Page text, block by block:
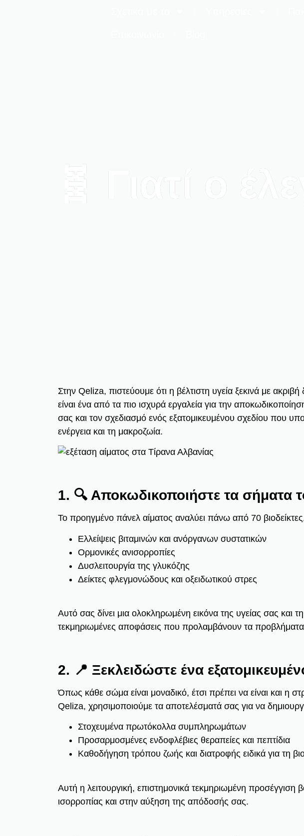
Στην Qeliza, πιστεύουμε ότι η βέλτιστη υγεία ξεκινά με
είναι ένα από τα πιο ισχυρά εργαλεία για την
σας και τον σχεδιασμό ενός εξατομικευμένου σχεδίου που
ενέργεια και τη μακροζωία.
1. 🔍 Αποκωδικοποιήστε τα σήματα
Το προηγμένο πάνελ αίματος αναλύει πάνω από 70
Ελλείψεις βιταμινών και ανόργανων συστατικών
Ορμονικές ανισορροπίες
Δυσλειτουργία της γλυκόζης
Δείκτες φλεγμονώδους και οξειδωτικού στρες
Αυτό σας δίνει μια ολοκληρωμένη εικόνα της υγείας σας και
τεκμηριωμένες αποφάσεις που προλαμβάνουν τα
2. 📍 Ξεκλειδώστε ένα
Όπως κάθε σώμα είναι μοναδικό, έτσι πρέπει να είναι και η
Qeliza, χρησιμοποιούμε τα αποτελέσματά σας για να
Στοχευμένα πρωτόκολλα συμπληρωμάτων
Προσαρμοσμένες ενδοφλέβιες θεραπείες και πεπτίδια
Καθοδήγηση τρόπου ζωής και διατροφής ειδικά για τη
Αυτή η λειτουργική, επιστημονικά τεκμηριωμένη
ισορροπίας και στην αύξηση της απόδοσής σας.